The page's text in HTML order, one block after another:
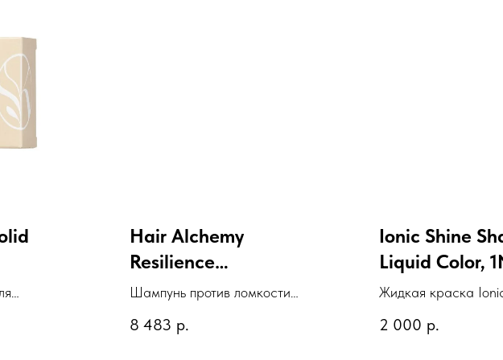
Hair Alchemy
Resilience
Shampoo
Шампунь против ломкости
Возрождения"
8 483 р.
Ionic Shine
Liquid Color,
Черный, 89
Жидкая краска Ionic
Черный, 89 мл
2 000 р.